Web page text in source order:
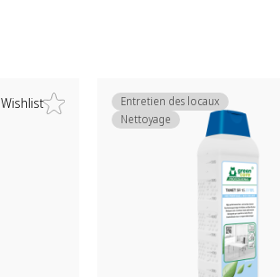
Wishlist
Entretien des locaux
Nettoyage